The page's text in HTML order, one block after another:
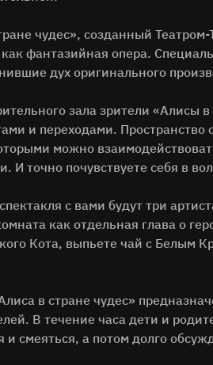
чудес», созданный
фантазийная опера.
дух оригинального
зала зрители «Алисы
и переходами.
можно
И точно почувствуете себя в
с вами будут три
как отдельная глава о
Кота, выпьете чай с Белым
в стране чудес»
В течение часа дети и
и смеяться, а потом долго